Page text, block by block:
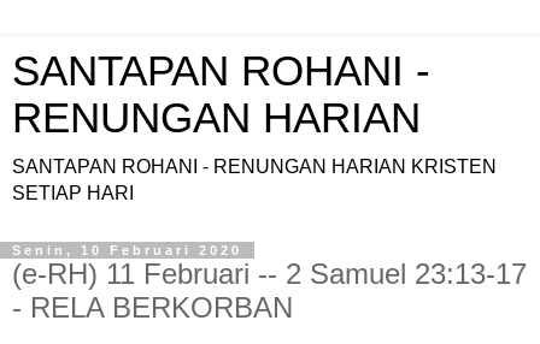
SANTAPAN ROHANI -
RENUNGAN HARIAN
SANTAPAN ROHANI - RENUNGAN HARIAN KRISTEN
SETIAP HARI
Senin, 10 Februari 2020
(e-RH) 11 Februari -- 2 Samuel 23:13-17
- RELA BERKORBAN